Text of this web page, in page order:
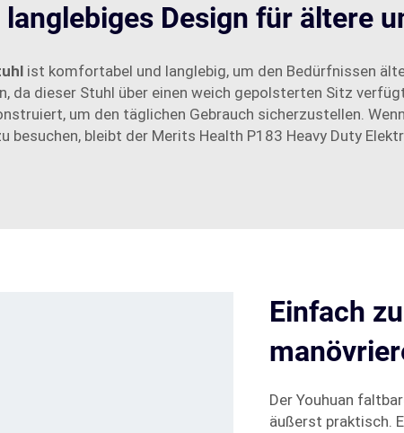
Design für ältere
ist komfortabel und langlebig, um den Bedürfnissen
da dieser Stuhl über einen weich gepolsterten Sitz
um den täglichen Gebrauch sicherzustellen.
besuchen, bleibt der Merits Health P183 Heavy Duty
Einfach
Der Youhuan
äußerst praktisch.